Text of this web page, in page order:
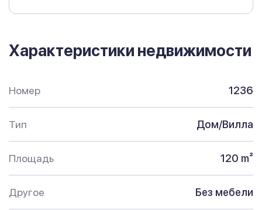
Характеристики недвижимости
Номер 1236
Тип Дом/Вилла
Площадь 120 m²
Другое Без мебели